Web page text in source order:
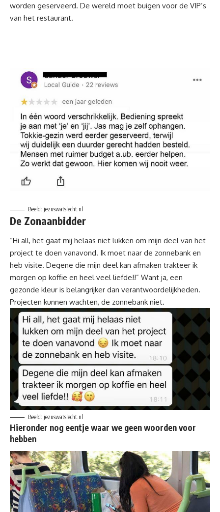
worden geserveerd. De wereld moet buigen voor de VIP’s
van het restaurant.
Beeld: jezuswatslecht.nl
De Zonaanbidder
“Hi all, het gaat mij helaas niet lukken om mijn deel van het
project te doen vanavond. Ik moet naar de zonnebank en
heb visite. Degene die mijn deel kan afmaken trakteer ik
morgen op koffie en heel veel liefde!!” Want ja, een
gezonde kleur is belangrijker dan verantwoordelijkheden.
Projecten kunnen wachten, de zonnebank niet.
Beeld: jezuswatslecht.nl
Hieronder nog eentje waar we geen woorden voor
hebben